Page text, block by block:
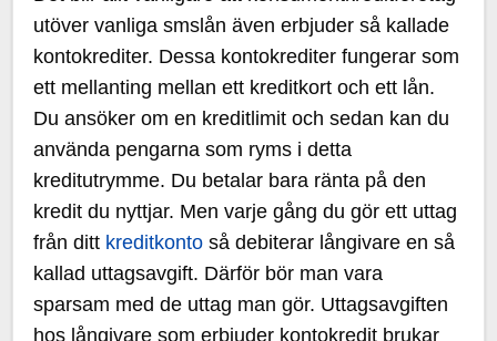
utöver vanliga smslån även erbjuder så kallade
kontokrediter. Dessa kontokrediter fungerar som
ett mellanting mellan ett kreditkort och ett lån.
Du ansöker om en kreditlimit och sedan kan du
använda pengarna som ryms i detta
kreditutrymme. Du betalar bara ränta på den
kredit du nyttjar. Men varje gång du gör ett uttag
från ditt kreditkonto så debiterar långivare en så
kallad uttagsavgift. Därför bör man vara
sparsam med de uttag man gör. Uttagsavgiften
hos långivare som erbjuder kontokredit brukar